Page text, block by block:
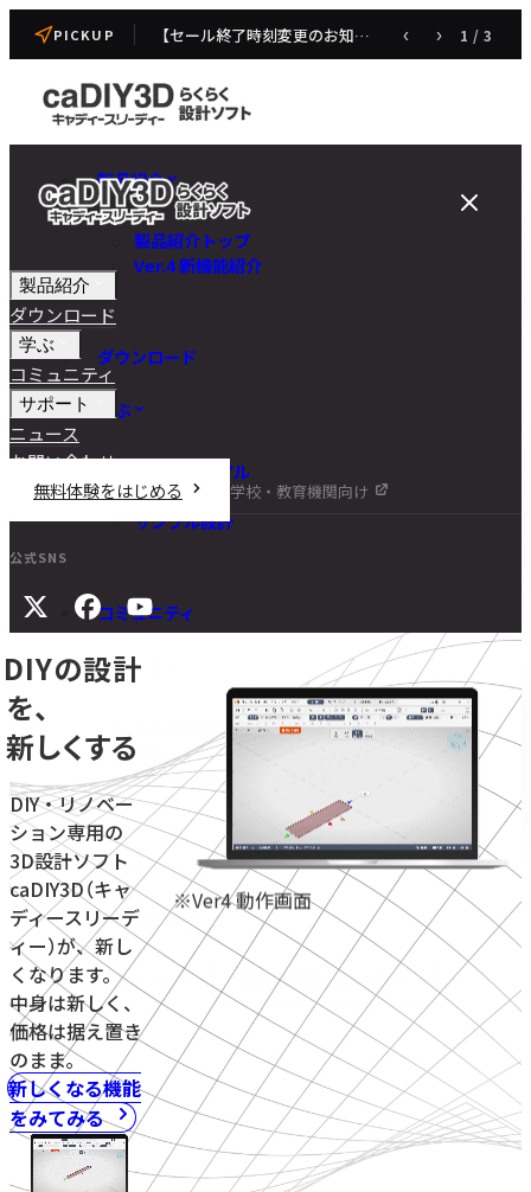
PICKUP 【セール終了時刻変更のお知らせ】caDIY3D V4 発売記念セール ‹ › 1 /3
製品紹介
製品紹介トップ
Ver.4 新機能紹介
ダウンロード
学ぶ
チュートリアル
DIY講座
サンプル設計
コミュニティ
サポート
よくある質問
マニュアル
旧バージョンダウンロード
ニュース
お問い合わせ
学校・教育機関向け 無料体験をはじめる
製品紹介
ダウンロード
学ぶ
コミュニティ
サポート
ニュース
お問い合わせ
無料体験をはじめる
学校・教育機関向け
公式SNS
DIYの設計
を、
新しくする
DIY・リノベー
ション専用の
3D設計ソフト
caDIY3D（キャ
ディースリーデ
ィー）が、新し
くなります。
中身は新しく、
価格は据え置き
のまま。
新しくなる機能
をみてみる
※Ver4 動作画面